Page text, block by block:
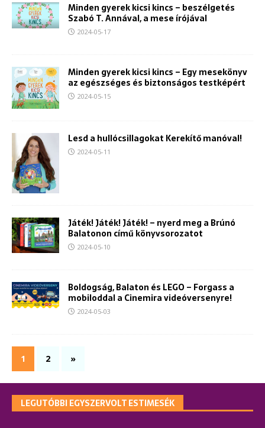
Minden gyerek kicsi kincs – beszélgetés
Szabó T. Annával, a mese írójával
2024-05-17
Minden gyerek kicsi kincs – Egy mesekönyv
az egészséges és biztonságos testképért
2024-05-15
Lesd a hullócsillagokat Kerekítő manóval!
2024-05-11
Játék! Játék! Játék! – nyerd meg a Brúnó
Balatonon című könyvsorozatot
2024-05-10
Boldogság, Balaton és LEGO – Forgass a
mobiloddal a Cinemira videóversenyre!
2024-05-03
1 2 »
LEGUTÓBBI EGYSZERVOLT ESTIMESÉK